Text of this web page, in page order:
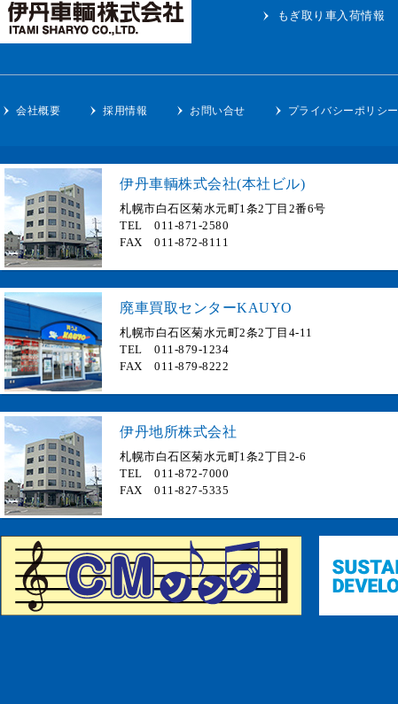
もぎ取り車入荷情報
会社概要 採用情報 お問い合せ プライバシーポリシー
伊丹車輌株式会社(本社ビル)
札幌市白石区菊水元町1条2丁目2番6号
TEL 011-871-2580
FAX 011-872-8111
廃車買取センターKAUYO
札幌市白石区菊水元町2条2丁目4-11
TEL 011-879-1234
FAX 011-879-8222
伊丹地所株式会社
札幌市白石区菊水元町1条2丁目2-6
TEL 011-872-7000
FAX 011-827-5335